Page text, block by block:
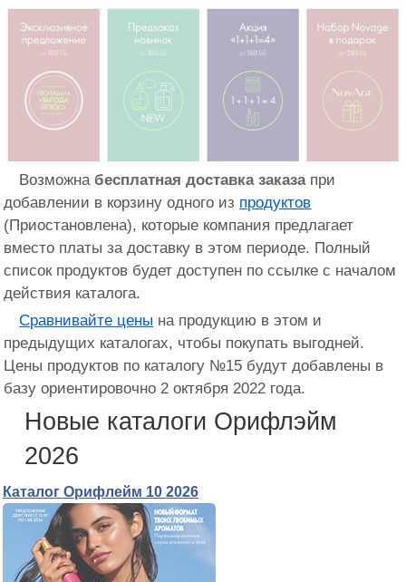
Возможнабесплатная доставка заказапри
добавлении в корзину одного из продуктов
(Приостановлена), которые компания предлагает
вместо платы за доставку в этом периоде. Полный
список продуктов будет доступен по ссылке с началом
действия каталога.
Сравнивайте цены на продукцию в этом и
предыдущих каталогах, чтобы покупать выгодней.
Цены продуктов по каталогу №15 будут добавлены в
базу ориентировочно 2 октября 2022 года.
Новые каталоги Орифлэйм
2026
Каталог Орифлейм 10 2026